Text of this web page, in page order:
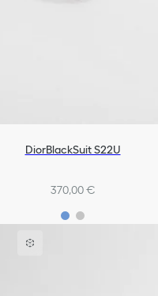
DiorBlackSuit S22U
370,00 €